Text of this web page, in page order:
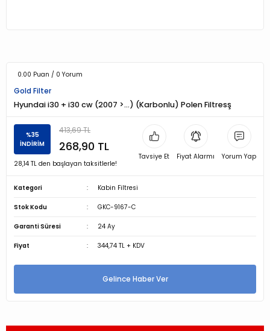
0.00 Puan / 0 Yorum
Gold Filter
Hyundai i30 + i30 cw (2007 >…) (Karbonlu) Polen Filtresş
%35
İNDİRİM
413,69 TL
268,90 TL
28,14 TL den başlayan taksitlerle!
Tavsiye Et Fiyat Alarmı Yorum Yap
Kategori Kabin Filtresi
Stok Kodu GKC-9167-C
Garanti Süresi 24 Ay
Fiyat 344,74 TL + KDV
Gelince Haber Ver